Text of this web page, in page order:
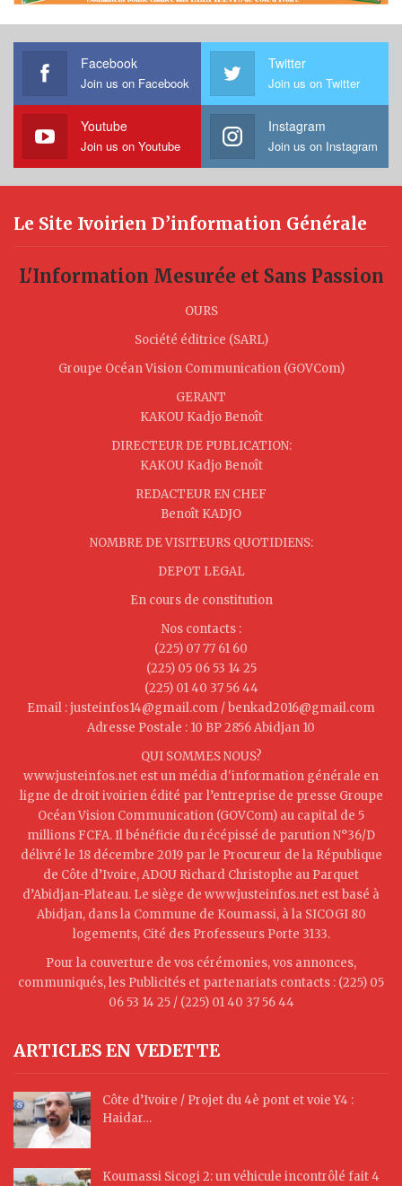
Facebook
Join us on Facebook
Twitter
Join us on Twitter
Youtube
Join us on Youtube
Instagram
Join us on Instagram
Le Site Ivoirien D’information Générale
L'Information Mesurée et Sans Passion
OURS
Société éditrice (SARL)
Groupe Océan Vision Communication (GOVCom)
GERANT
KAKOU Kadjo Benoît
DIRECTEUR DE PUBLICATION:
KAKOU Kadjo Benoît
REDACTEUR EN CHEF
Benoît KADJO
NOMBRE DE VISITEURS QUOTIDIENS:
DEPOT LEGAL
En cours de constitution
Nos contacts :
(225) 07 77 61 60
(225) 05 06 53 14 25
(225) 01 40 37 56 44
Email : justeinfos14@gmail.com / benkad2016@gmail.com
Adresse Postale : 10 BP 2856 Abidjan 10
QUI SOMMES NOUS?
www.justeinfos.net est un média d'information générale en
ligne de droit ivoirien édité par l’entreprise de presse Groupe
Océan Vision Communication (GOVCom) au capital de 5
millions FCFA. Il bénéficie du récépissé de parution N°36/D
délivré le 18 décembre 2019 par le Procureur de la République
de Côte d’Ivoire, ADOU Richard Christophe au Parquet
d’Abidjan-Plateau. Le siège de www.justeinfos.net est basé à
Abidjan, dans la Commune de Koumassi, à la SICOGI 80
logements, Cité des Professeurs Porte 3133.
Pour la couverture de vos cérémonies, vos annonces,
communiqués, les Publicités et partenariats contacts : (225) 05
06 53 14 25 / (225) 01 40 37 56 44
ARTICLES EN VEDETTE
Côte d’Ivoire / Projet du 4è pont et voie Y4 :
Haidar…
Koumassi Sicogi 2: un véhicule incontrôlé fait 4